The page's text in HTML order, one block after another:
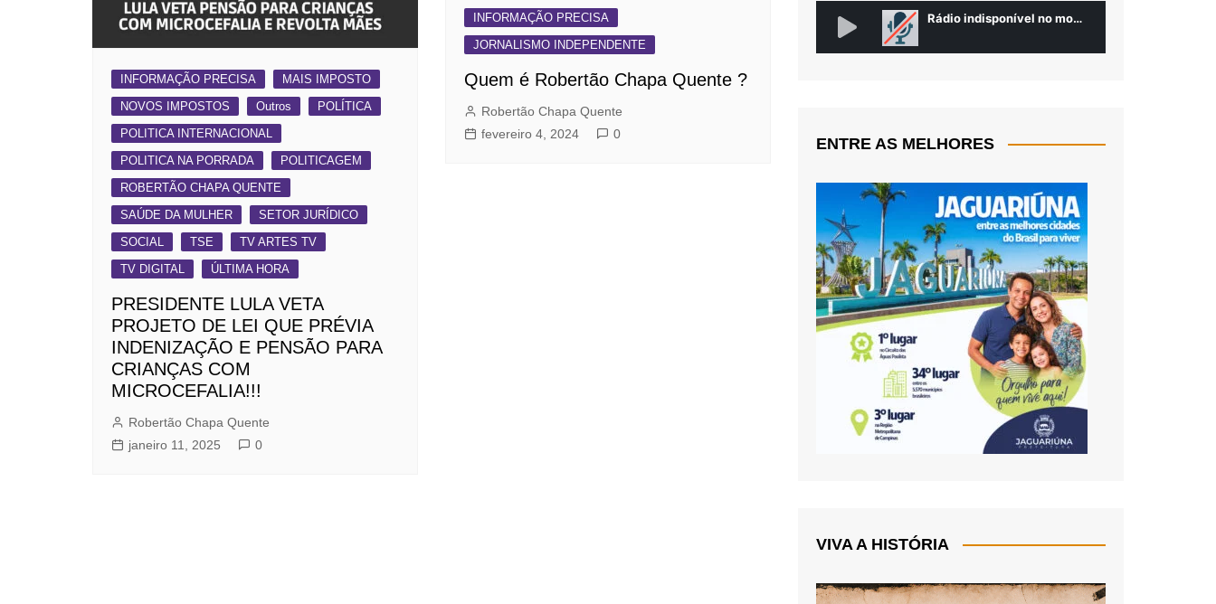
PAULÍNIA
RIBEIRÃO PRETO
INFORMAÇÃO PRECISA
MAIS IMPOSTO
NOVOS IMPOSTOS
Outros
POLÍTICA
POLITICA INTERNACIONAL
POLITICA NA PORRADA
POLITICAGEM
ROBERTÃO CHAPA QUENTE
SAÚDE DA MULHER
SETOR JURÍDICO
SOCIAL
TSE
TV ARTES TV
TV DIGITAL
ÚLTIMA HORA
PRESIDENTE LULA VETA
PROJETO DE LEI QUE PRÉVIA
INDENIZAÇÃO E PENSÃO PARA
CRIANÇAS COM
MICROCEFALIA!!!
Robertão Chapa Quente
janeiro 11, 2025
0
INFORMAÇÃO PRECISA
JORNALISMO INDEPENDENTE
Quem é Robertão Chapa Quente ?
Robertão Chapa Quente
fevereiro 4, 2024
0
ENTRE AS MELHORES
VIVA A HISTÓRIA